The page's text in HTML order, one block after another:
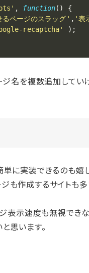
, function( )
{
るページのスラッグ' , '表
recaptcha' ) ;
名を複数追加してい
実装できるのも嬉し
も作成するサイトも
表示速度も無視でき
思います。